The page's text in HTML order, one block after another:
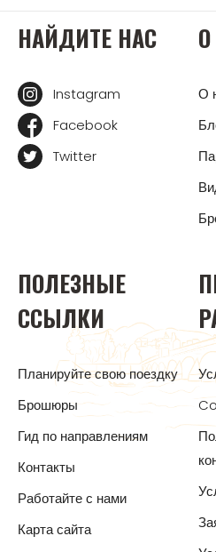
НАЙДИТЕ НАС
Instagram
Facebook
Twitter
О
ПОЛЕЗНЫЕ
ССЫЛКИ
Планируйте свою поездку
Брошюры
Гид по направлениям
Контакты
Работайте с нами
Карта сайта